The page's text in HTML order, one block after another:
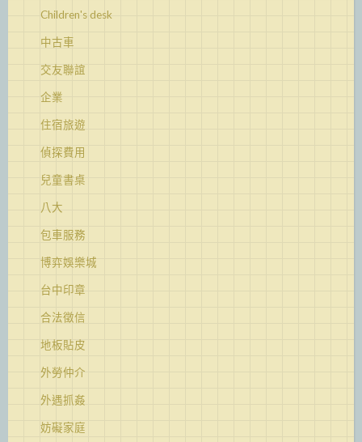
Children's desk
中古車
交友聯誼
企業
住宿旅遊
偵探費用
兒童書桌
八大
包車服務
博弈娛樂城
台中印章
合法徵信
地板貼皮
外勞仲介
外遇抓姦
妨礙家庭